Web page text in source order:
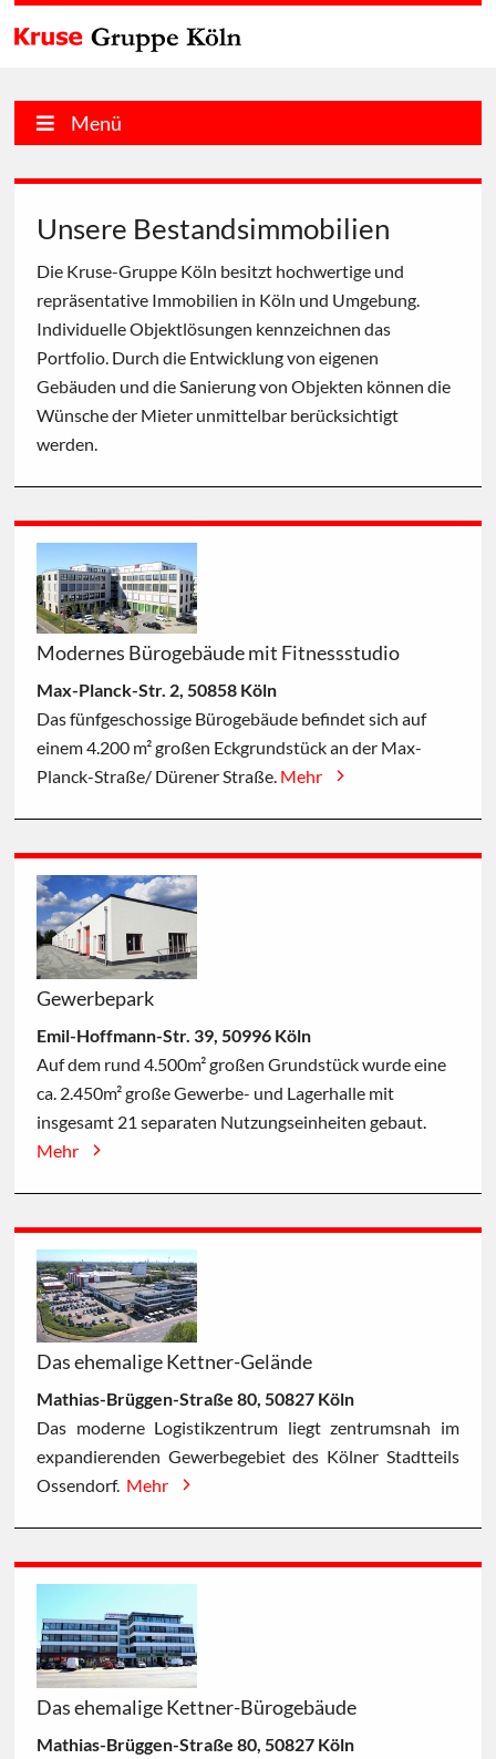
Menü
Unsere Bestandsimmobilien
Die Kruse-Gruppe Köln besitzt hochwertige und
repräsentative Immobilien in Köln und Umgebung.
Individuelle Objektlösungen kennzeichnen das
Portfolio. Durch die Entwicklung von eigenen
Gebäuden und die Sanierung von Objekten können die
Wünsche der Mieter unmittelbar berücksichtigt
werden.
Modernes Bürogebäude mit Fitnessstudio
Max-Planck-Str. 2, 50858 Köln
Das fünfgeschossige Bürogebäude befindet sich auf
einem 4.200 m² großen Eckgrundstück an der Max-
Planck-Straße/ Dürener Straße. Mehr
Gewerbepark
Emil-Hoffmann-Str. 39, 50996 Köln
Auf dem rund 4.500m² großen Grundstück wurde eine
ca. 2.450m² große Gewerbe- und Lagerhalle mit
insgesamt 21 separaten Nutzungseinheiten gebaut.
Mehr
Das ehemalige Kettner-Gelände
Mathias-Brüggen-Straße 80, 50827 Köln
Das moderne Logistikzentrum liegt zentrumsnah im
expandierenden Gewerbegebiet des Kölner Stadtteils
Ossendorf. Mehr
Das ehemalige Kettner-Bürogebäude
Mathias-Brüggen-Straße 80, 50827 Köln